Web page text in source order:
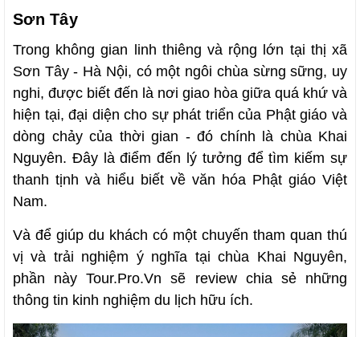
Sơn Tây
Trong không gian linh thiêng và rộng lớn tại thị xã
Sơn Tây - Hà Nội, có một ngôi chùa sừng sững, uy
nghi, được biết đến là nơi giao hòa giữa quá khứ và
hiện tại, đại diện cho sự phát triển của Phật giáo và
dòng chảy của thời gian - đó chính là chùa Khai
Nguyên. Đây là điểm đến lý tưởng để tìm kiếm sự
thanh tịnh và hiểu biết về văn hóa Phật giáo Việt
Nam.
Và để giúp du khách có một chuyến tham quan thú
vị và trải nghiệm ý nghĩa tại chùa Khai Nguyên,
phần này Tour.Pro.Vn sẽ review chia sẻ những
thông tin kinh nghiệm du lịch hữu ích.